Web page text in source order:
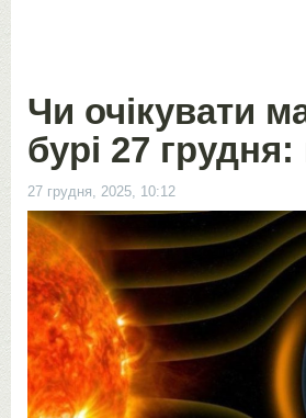
Чи очікувати
бурі 27
27 грудня, 2025, 10:12